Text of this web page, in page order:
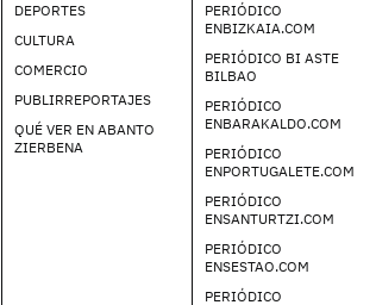
DEPORTES
CULTURA
COMERCIO
PUBLIRREPORTAJES
QUÉ VER EN ABANTO
ZIERBENA
PERIÓDICO
ENBIZKAIA.COM
PERIÓDICO BI ASTE
BILBAO
PERIÓDICO
ENBARAKALDO.COM
PERIÓDICO
ENPORTUGALETE.COM
PERIÓDICO
ENSANTURTZI.COM
PERIÓDICO
ENSESTAO.COM
PERIÓDICO